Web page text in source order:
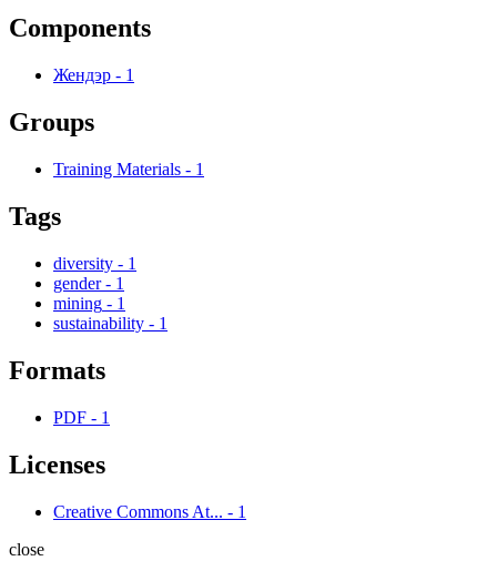
Components
Жендэр - 1
Groups
Training Materials - 1
Tags
diversity - 1
gender - 1
mining - 1
sustainability - 1
Formats
PDF - 1
Licenses
Creative Commons At... - 1
close